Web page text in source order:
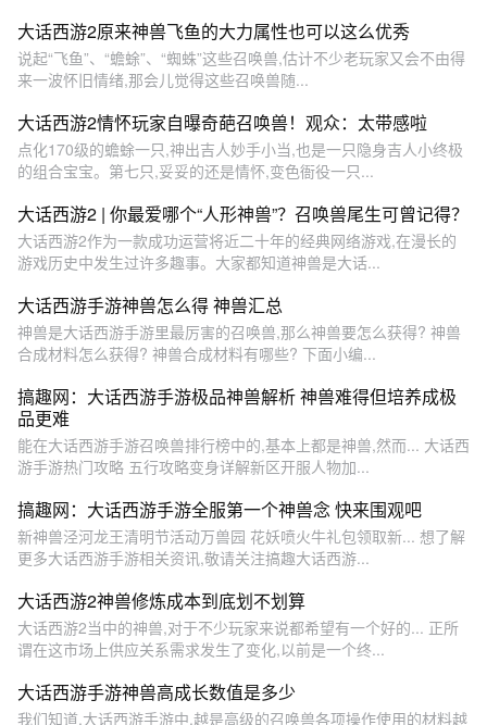
大话西游2原来神兽飞鱼的大力属性也可以这么优秀
说起“飞鱼”、“蟾蜍”、“蜘蛛”这些召唤兽,估计不少老玩家又会不由得
来一波怀旧情绪,那会儿觉得这些召唤兽随...
大话西游2情怀玩家自曝奇葩召唤兽！观众：太带感啦
点化170级的蟾蜍一只,神出吉人妙手小当,也是一只隐身吉人小终极
的组合宝宝。第七只,妥妥的还是情怀,变色衙役一只...
大话西游2 | 你最爱哪个“人形神兽”？召唤兽尾生可曾记得？
大话西游2作为一款成功运营将近二十年的经典网络游戏,在漫长的
游戏历史中发生过许多趣事。大家都知道神兽是大话...
大话西游手游神兽怎么得 神兽汇总
神兽是大话西游手游里最厉害的召唤兽,那么神兽要怎么获得? 神兽
合成材料怎么获得? 神兽合成材料有哪些? 下面小编...
搞趣网：大话西游手游极品神兽解析 神兽难得但培养成极
品更难
能在大话西游手游召唤兽排行榜中的,基本上都是神兽,然而... 大话西
游手游热门攻略 五行攻略变身详解新区开服人物加...
搞趣网：大话西游手游全服第一个神兽念 快来围观吧
新神兽泾河龙王清明节活动万兽园 花妖喷火牛礼包领取新... 想了解
更多大话西游手游相关资讯,敬请关注搞趣大话西游...
大话西游2神兽修炼成本到底划不划算
大话西游2当中的神兽,对于不少玩家来说都希望有一个好的... 正所
谓在这市场上供应关系需求发生了变化,以前是一个终...
大话西游手游神兽高成长数值是多少
我们知道,大话西游手游中,越是高级的召唤兽各项操作使用的材料越